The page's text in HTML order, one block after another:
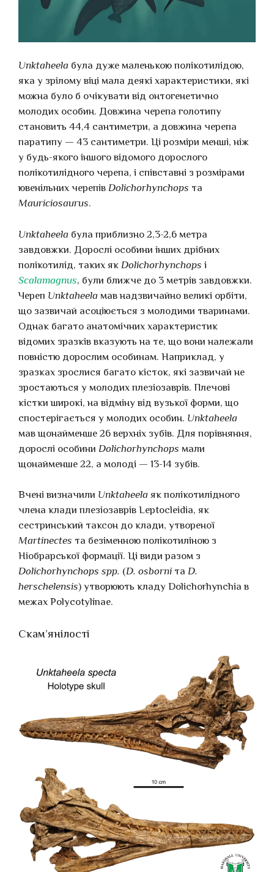
Unktaheela була дуже маленькою полікотилідою,
яка у зрілому віці мала деякі характеристики, які
можна було б очікувати від онтогенетично
молодих особин. Довжина черепа голотипу
становить 44,4 сантиметри, а довжина черепа
паратипу — 43 сантиметри. Ці розміри менші, ніж
у будь-якого іншого відомого дорослого
полікотилідного черепа, і співставні з розмірами
ювенільних черепів Dolichorhynchops та
Mauriciosaurus.
Unktaheela була приблизно 2,3-2,6 метра
завдовжки. Дорослі особини інших дрібних
полікотилід, таких як Dolichorhynchops і
Scalamagnus, були ближче до 3 метрів завдовжки.
Череп Unktaheela мав надзвичайно великі орбіти,
що зазвичай асоціюється з молодими тваринами.
Однак багато анатомічних характеристик
відомих зразків вказують на те, що вони належали
повністю дорослим особинам. Наприклад, у
зразках зрослися багато кісток, які зазвичай не
зростаються у молодих плезіозаврів. Плечові
кістки широкі, на відміну від вузької форми, що
спостерігається у молодих особин. Unktaheela
мав щонайменше 26 верхніх зубів. Для порівняння,
дорослі особини Dolichorhynchops мали
щонайменше 22, а молоді — 13-14 зубів.
Вчені визначили Unktaheela як полікотилідного
члена клади плезіозаврів Leptocleidia, як
сестринський таксон до клади, утвореної
Martinectes та безіменною полікотиліною з
Ніобрарської формації. Ці види разом з
Dolichorhynchops spp. (D. osborni та D.
herschelensis) утворюють кладу Dolichorhynchia в
межах Polycotylinae.
Скам’янілості